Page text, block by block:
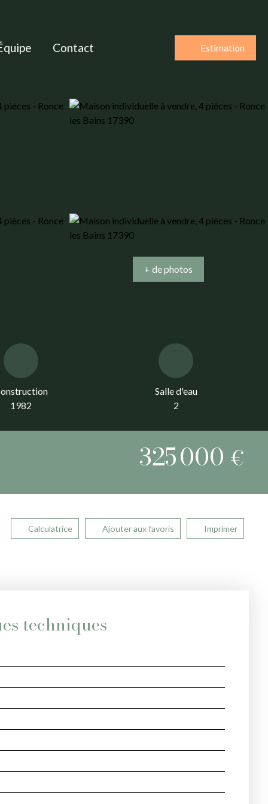
Contact Estimation
+ de photos
1982
Salle d'eau
2
325 000 €
Calculatrice Ajouter aux favoris Imprimer
techniques